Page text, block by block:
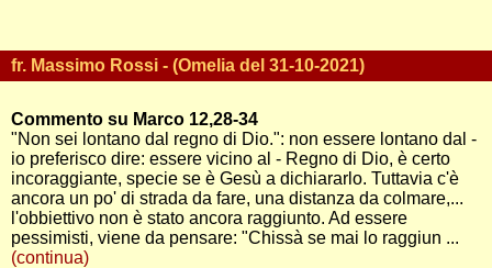
fr. Massimo Rossi - (Omelia del 31-10-2021)
Commento su Marco 12,28-34
"Non sei lontano dal regno di Dio.": non essere lontano dal -
io preferisco dire: essere vicino al - Regno di Dio, è certo
incoraggiante, specie se è Gesù a dichiararlo. Tuttavia c'è
ancora un po' di strada da fare, una distanza da colmare,...
l'obbiettivo non è stato ancora raggiunto. Ad essere
pessimisti, viene da pensare: "Chissà se mai lo raggiun ...
(continua)